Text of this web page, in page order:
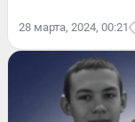
28 марта, 2024, 00:21